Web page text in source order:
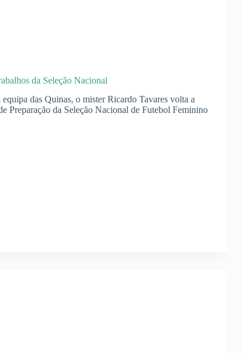
da Seleção Nacional
das Quinas, o mister Ricardo Tavares volta a
Preparação da Seleção Nacional de Futebol Feminino